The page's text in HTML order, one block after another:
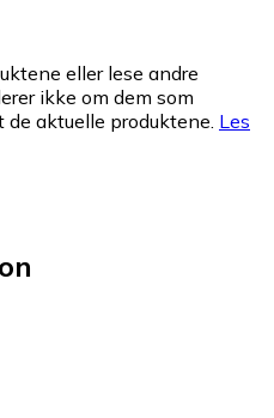
eller lese andre
ikke om dem som
aktuelle produktene. Les